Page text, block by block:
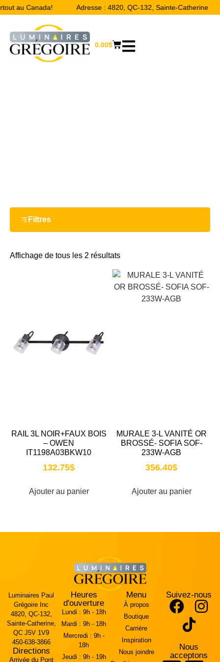
au Canada! Adresse : 4820, QC-132, Sainte-Catherine
0.00$
Filtres
Affichage de tous les 2 résultats
RAIL 3L NOIR+FAUX BOIS
– OWEN
IT1198A03BKW10
132.75$
Ajouter au panier
MURALE 3-L VANITÉ OR
BROSSÉ- SOFIA SOF-
233W-AGB
356.40$
Ajouter au panier
Luminaires Paul
Grégoire Inc
4820, QC-132,
Sainte-Catherine,
QC J5V 1V9
450-638-3866
Directions
Arrivée du Pont
Heures
d'ouverture
Lundi : 9h - 18h
Mardi : 9h - 18h
Mercredi : 9h -
18h
Jeudi : 9h - 19h
Menu
À propos
Boutique
Carrière
Inspiration
Nous joindre
Suivez-nous
Nous
acceptons